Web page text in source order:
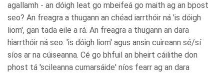
agallamh - an dóigh leat go mbeifeá go maith ag an bpost
seo? An freagra a thugann an chéad iarrthóir ná 'is dóigh
liom', gan tada eile a rá. An freagra a thugann an dara
hiarrthóir ná seo: 'is dóigh liom' agus ansin cuireann sé/sí
síos ar na cúiseanna. Cé go bhfuil an bheirt cáilithe don
phost tá 'scileanna cumarsáide' níos fearr ag an dara